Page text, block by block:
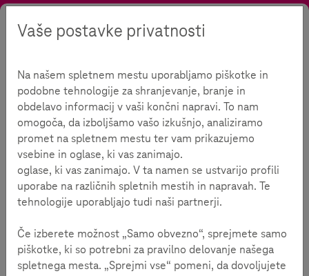
Tražiti Kontrast
Test medijske kompetencije
Vrijeme čitanja:2minute
Test medijske kompetencije za mlade od 13 do 15
godina roditeljima i pedagozima služi kao pomoć pri
prepoznavanju dječje kompetencije u radu s
medijima.
Vaše postavke privatnosti
Na našem spletnem mestu uporabljamo piškotke in
podobne tehnologije za shranjevanje, branje in
obdelavo informacij v vaši končni napravi. To nam
omogoča, da izboljšamo vašo izkušnjo, analiziramo
promet na spletnem mestu ter vam prikazujemo
vsebine in oglase, ki vas zanimajo.
oglase, ki vas zanimajo. V ta namen se ustvarijo profili
uporabe na različnih spletnih mestih in napravah. Te
tehnologije uporabljajo tudi naši partnerji.
Če izberete možnost „Samo obvezno“, sprejmete samo
piškotke, ki so potrebni za pravilno delovanje našega
spletnega mesta. „Sprejmi vse“ pomeni, da dovoljujete